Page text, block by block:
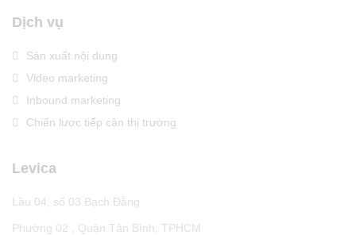
Dịch vụ
Sản xuất nội dung
Video marketing
Inbound marketing
Chiến lược tiếp cận thị trường
Levica
Lầu 04, số 03 Bạch Đằng
Phường 02 , Quận Tân Bình, TPHCM